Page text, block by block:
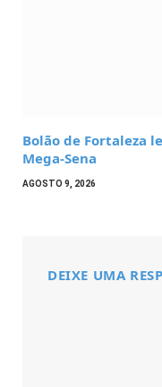
Bolão de Fortaleza
Mega-Sena
AGOSTO 9, 2026
DEIXE UMA